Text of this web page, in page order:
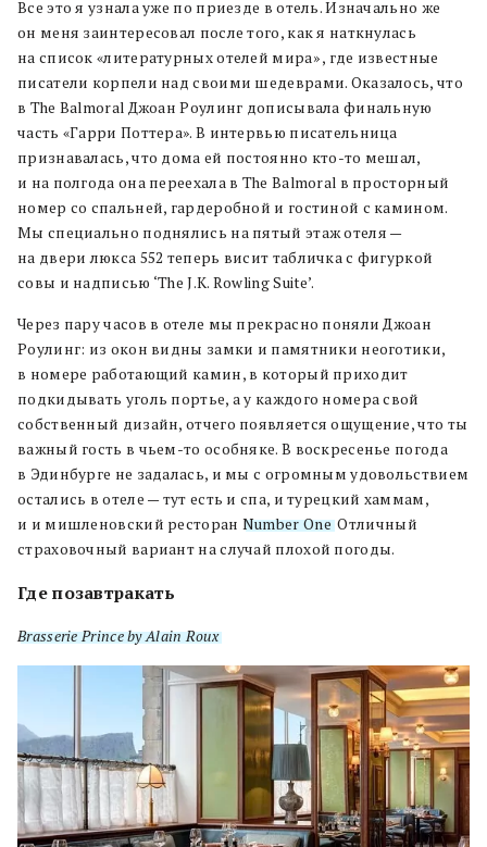
Все это я узнала уже по приезде в отель. Изначально же
он меня заинтересовал после того, как я наткнулась
на список «литературных отелей мира» , где известные
писатели корпели над своими шедеврами. Оказалось, что
в The Balmoral Джоан Роулинг дописывала финальную
часть «Гарри Поттера». В интервью писательница
признавалась, что дома ей постоянно кто-то мешал,
и на полгода она переехала в The Balmoral в просторный
номер со спальней, гардеробной и гостиной с камином.
Мы специально поднялись на пятый этаж отеля —
на двери люкса 552 теперь висит табличка с фигуркой
совы и надписью ‘The J.K. Rowling Suite’.
Через пару часов в отеле мы прекрасно поняли Джоан
Роулинг: из окон видны замки и памятники неоготики,
в номере работающий камин, в который приходит
подкидывать уголь портье, а у каждого номера свой
собственный дизайн, отчего появляется ощущение, что ты
важный гость в чьем-то особняке. В воскресенье погода
в Эдинбурге не задалась, и мы с огромным удовольствием
остались в отеле — тут есть и спа, и турецкий хаммам,
и и мишленовский ресторан Number One. Отличный
страховочный вариант на случай плохой погоды.
Где позавтракать
Brasserie Prince by Alain Roux